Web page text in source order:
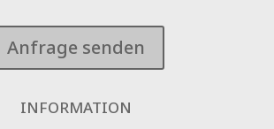
Anfrage senden
INFORMATION